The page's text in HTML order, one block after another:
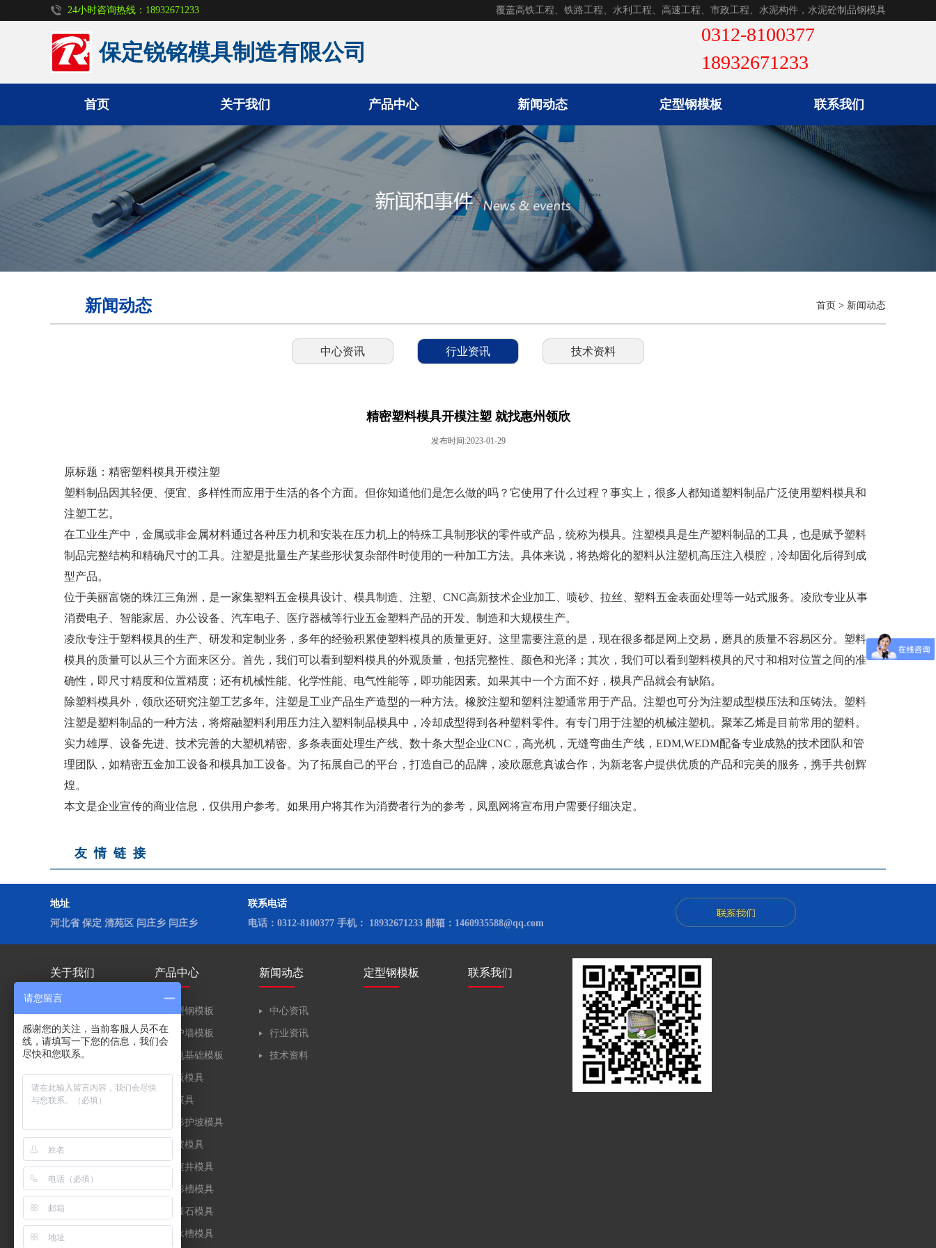
24小时咨询热线：18932671233 覆盖高铁工程、铁路工程、水利工程、高速工程、市政工程、水泥构件，水泥砼制品钢模具
保定锐铭模具制造有限公司
首页 关于我们 产品中心 新闻动态 定型钢模板 联系我们
新闻动态 首页 > 新闻动态
中心资讯 行业资讯 技术资料
精密塑料模具开模注塑 就找惠州领欣
发布时间:2023-01-29
原标题：精密塑料模具开模注塑
塑料制品因其轻便、便宜、多样性而应用于生活的各个方面。但你知道他们是怎么做的吗？它使用了什么过程？事实上，很多人都知道塑料制品广泛使用塑料模具和
注塑工艺。
在工业生产中，金属或非金属材料通过各种压力机和安装在压力机上的特殊工具制形状的零件或产品，统称为模具。注塑模具是生产塑料制品的工具，也是赋予塑料
制品完整结构和精确尺寸的工具。注塑是批量生产某些形状复杂部件时使用的一种加工方法。具体来说，将热熔化的塑料从注塑机高压注入模腔，冷却固化后得到成
型产品。
位于美丽富饶的珠江三角洲，是一家集塑料五金模具设计、模具制造、注塑、CNC高新技术企业加工、喷砂、拉丝、塑料五金表面处理等一站式服务。凌欣专业从事
消费电子、智能家居、办公设备、汽车电子、医疗器械等行业五金塑料产品的开发、制造和大规模生产。
凌欣专注于塑料模具的生产、研发和定制业务，多年的经验积累使塑料模具的质量更好。这里需要注意的是，现在很多都是网上交易，磨具的质量不容易区分。塑料
模具的质量可以从三个方面来区分。首先，我们可以看到塑料模具的外观质量，包括完整性、颜色和光泽；其次，我们可以看到塑料模具的尺寸和相对位置之间的准
确性，即尺寸精度和位置精度；还有机械性能、化学性能、电气性能等，即功能因素。如果其中一个方面不好，模具产品就会有缺陷。
除塑料模具外，领欣还研究注塑工艺多年。注塑是工业产品生产造型的一种方法。橡胶注塑和塑料注塑通常用于产品。注塑也可分为注塑成型模压法和压铸法。塑料
注塑是塑料制品的一种方法，将熔融塑料利用压力注入塑料制品模具中，冷却成型得到各种塑料零件。有专门用于注塑的机械注塑机。聚苯乙烯是目前常用的塑料。
实力雄厚、设备先进、技术完善的大塑机精密、多条表面处理生产线、数十条大型企业CNC，高光机，无缝弯曲生产线，EDM,WEDM配备专业成熟的技术团队和管
理团队，如精密五金加工设备和模具加工设备。为了拓展自己的平台，打造自己的品牌，凌欣愿意真诚合作，为新老客户提供优质的产品和完美的服务，携手共创辉
煌。
本文是企业宣传的商业信息，仅供用户参考。如果用户将其作为消费者行为的参考，凤凰网将宣布用户需要仔细决定。
友情链接
地址
河北省 保定 清苑区 闫庄乡 闫庄乡
联系电话
电话：0312-8100377 手机： 18932671233 邮箱：1460935588@qq.com
关于我们
业务分布
公司里程碑
产品中心
定型钢模板
防护墙模板
风电基础模板
盖板模具
钢模具
拱形护坡模具
护坡模具
检查井模具
矩形槽模具
路缘石模具
排水槽模具
新闻动态
中心资讯
行业资讯
技术资料
定型钢模板 联系我们
定型钢模板
防护墙模板
风电基础模板
盖板模具
护坡模具
检查井模具
矩形槽模具
路缘石模具
排水槽模具
生态框模具
预制块模具
遮板模具
请您留言
感谢您的关注，当前客服人员不在
线，请填写一下您的信息，我们会
尽快和您联系。